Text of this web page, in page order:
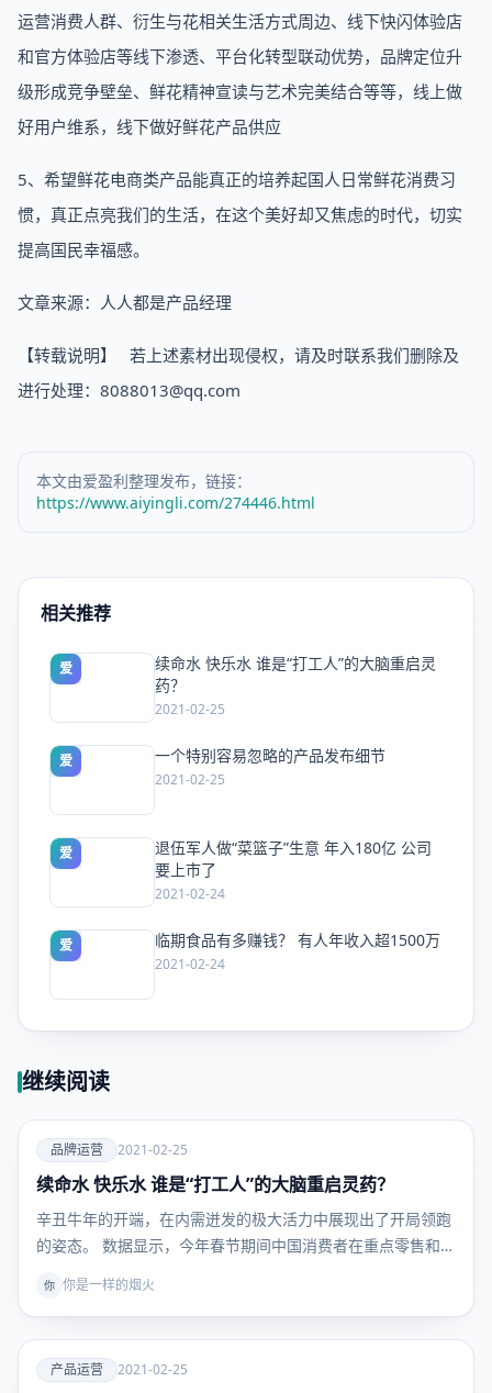
运营消费人群、衍生与花相关生活方式周边、线下快闪体验店
和官方体验店等线下渗透、平台化转型联动优势，品牌定位升
级形成竞争壁垒、鲜花精神宣读与艺术完美结合等等，线上做
好用户维系，线下做好鲜花产品供应
5、希望鲜花电商类产品能真正的培养起国人日常鲜花消费习
惯，真正点亮我们的生活，在这个美好却又焦虑的时代，切实
提高国民幸福感。
文章来源：人人都是产品经理
【转载说明】 若上述素材出现侵权，请及时联系我们删除及
进行处理：8088013@qq.com
本文由爱盈利整理发布，链接：
https://www.aiyingli.com/274446.html
相关推荐
爱
续命水 快乐水 谁是“打工人”的大脑重启灵
药？
2021-02-25
爱 一个特别容易忽略的产品发布细节
2021-02-25
爱
退伍军人做“菜篮子”生意 年入180亿 公司
要上市了
2021-02-24
爱 临期食品有多赚钱？ 有人年收入超1500万
2021-02-24
继续阅读
爱
品牌运
营
品牌运营 2021-02-25
续命水 快乐水 谁是“打工人”的大脑重启灵药？
辛丑牛年的开端，在内需迸发的极大活力中展现出了开局领跑
的姿态。 数据显示，今年春节期间中国消费者在重点零售和
你 你是一样的烟火
爱
产品运营 2021-02-25